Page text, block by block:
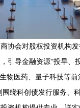
协会对股权投资机构
引导金融资源“投早、
物医药、量子科技等前
围绕科创债发行服务、